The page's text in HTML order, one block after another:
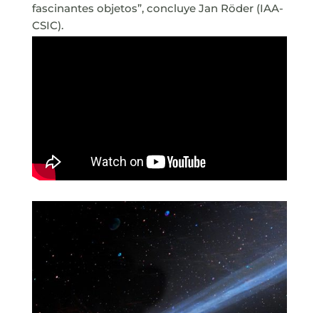
fascinantes objetos”, concluye Jan Röder (IAA-
CSIC).